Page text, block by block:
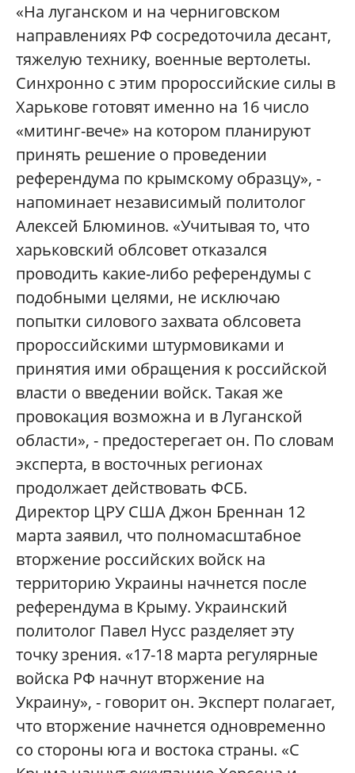
«На луганском и на черниговском
направлениях РФ сосредоточила десант,
тяжелую технику, военные вертолеты.
Синхронно с этим пророссийские силы в
Харькове готовят именно на 16 число
«митинг-вече» на котором планируют
принять решение о проведении
референдума по крымскому образцу», -
напоминает независимый политолог
Алексей Блюминов. «Учитывая то, что
харьковский облсовет отказался
проводить какие-либо референдумы с
подобными целями, не исключаю
попытки силового захвата облсовета
пророссийскими штурмовиками и
принятия ими обращения к российской
власти о введении войск. Такая же
провокация возможна и в Луганской
области», - предостерегает он. По словам
эксперта, в восточных регионах
продолжает действовать ФСБ.
Директор ЦРУ США Джон Бреннан 12
марта заявил, что полномасштабное
вторжение российских войск на
территорию Украины начнется после
референдума в Крыму. Украинский
политолог Павел Нусс разделяет эту
точку зрения. «17-18 марта регулярные
войска РФ начнут вторжение на
Украину», - говорит он. Эксперт полагает,
что вторжение начнется одновременно
со стороны юга и востока страны. «С